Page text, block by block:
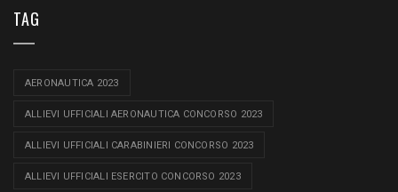
TAG
AERONAUTICA 2023
ALLIEVI UFFICIALI AERONAUTICA CONCORSO 2023
ALLIEVI UFFICIALI CARABINIERI CONCORSO 2023
ALLIEVI UFFICIALI ESERCITO CONCORSO 2023